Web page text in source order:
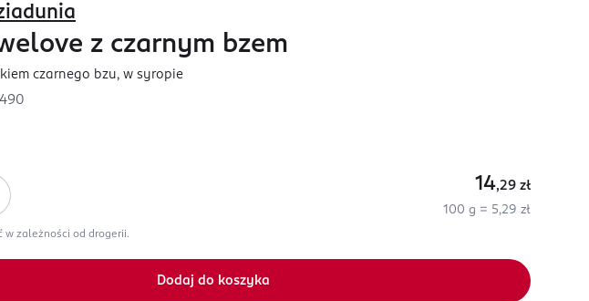
z czarnym bzem
czarnego bzu, w syropie
14,29 zł
100 g = 5,29 zł
w zależności od drogerii.
Dodaj do koszyka